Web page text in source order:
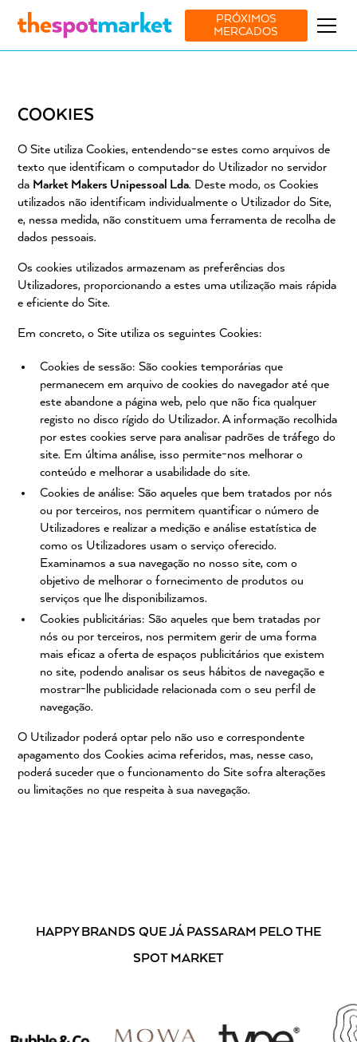
PRÓXIMOS
MERCADOS
COOKIES
O Site utiliza Cookies, entendendo-se estes como arquivos de
texto que identificam o computador do Utilizador no servidor
da Market Makers Unipessoal Lda. Deste modo, os Cookies
utilizados não identificam individualmente o Utilizador do Site,
e, nessa medida, não constituem uma ferramenta de recolha de
dados pessoais.
Os cookies utilizados armazenam as preferências dos
Utilizadores, proporcionando a estes uma utilização mais rápida
e eficiente do Site.
Em concreto, o Site utiliza os seguintes Cookies:
Cookies de sessão: São cookies temporárias que
permanecem em arquivo de cookies do navegador até que
este abandone a página web, pelo que não fica qualquer
registo no disco rígido do Utilizador. A informação recolhida
por estes cookies serve para analisar padrões de tráfego do
site. Em última análise, isso permite-nos melhorar o
conteúdo e melhorar a usabilidade do site.
Cookies de análise: São aqueles que bem tratados por nós
ou por terceiros, nos permitem quantificar o número de
Utilizadores e realizar a medição e análise estatística de
como os Utilizadores usam o serviço oferecido.
Examinamos a sua navegação no nosso site, com o
objetivo de melhorar o fornecimento de produtos ou
serviços que lhe disponibilizamos.
Cookies publicitárias: São aqueles que bem tratadas por
nós ou por terceiros, nos permitem gerir de uma forma
mais eficaz a oferta de espaços publicitários que existem
no site, podendo analisar os seus hábitos de navegação e
mostrar-lhe publicidade relacionada com o seu perfil de
navegação.
O Utilizador poderá optar pelo não uso e correspondente
apagamento dos Cookies acima referidos, mas, nesse caso,
poderá suceder que o funcionamento do Site sofra alterações
ou limitações no que respeita à sua navegação.
HAPPY BRANDS QUE JÁ PASSARAM PELO THE
SPOT MARKET